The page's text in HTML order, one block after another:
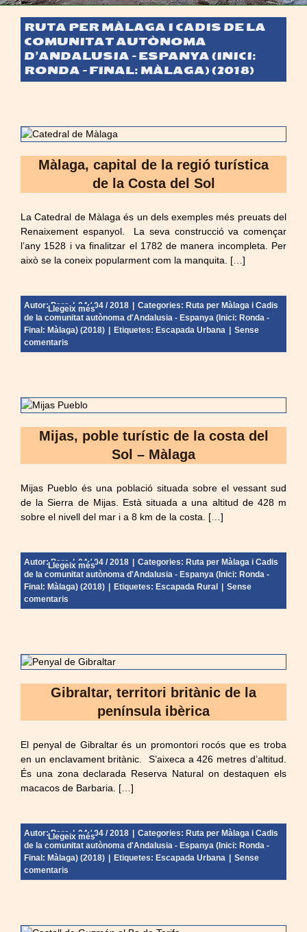
RUTA PER MÀLAGA I CADIS DE LA
COMUNITAT AUTÒNOMA
D’ANDALUSIA – ESPANYA (INICI:
RONDA – FINAL: MÀLAGA) (2018)
Màlaga, capital de la regió turística
de la Costa del Sol
La Catedral de Màlaga és un dels exemples més preuats del
Renaixement espanyol. La seva construcció va començar
l’any 1528 i va finalitzar el 1782 de manera incompleta. Per
això se la coneix popularment com la manquita. […]
Autor:Pere | 04 / 04 / 2018 Categories: Ruta per Màlaga i Cadis
de la comunitat autònoma d'Andalusia - Espanya (Inici: Ronda -
Final: Màlaga) (2018)
Etiquetes: Escapada Urbana
Sense
comentaris
Llegeix més
Mijas, poble turístic de la costa del
Sol – Màlaga
Mijas Pueblo és una població situada sobre el vessant sud
de la Sierra de Mijas. Està situada a una altitud de 428 m
sobre el nivell del mar i a 8 km de la costa. […]
Autor:Pere | 04 / 04 / 2018 Categories: Ruta per Màlaga i Cadis
de la comunitat autònoma d'Andalusia - Espanya (Inici: Ronda -
Final: Màlaga) (2018)
Etiquetes: Escapada Rural
Sense
comentaris
Llegeix més
Gibraltar, territori britànic de la
península ibèrica
El penyal de Gibraltar és un promontori rocós que es troba
en un enclavament britànic. S’aixeca a 426 metres d’altitud.
És una zona declarada Reserva Natural on destaquen els
macacos de Barbaria. […]
Autor:Pere | 04 / 04 / 2018 Categories: Ruta per Màlaga i Cadis
de la comunitat autònoma d'Andalusia - Espanya (Inici: Ronda -
Final: Màlaga) (2018)
Etiquetes: Escapada Urbana
Sense
comentaris
Llegeix més